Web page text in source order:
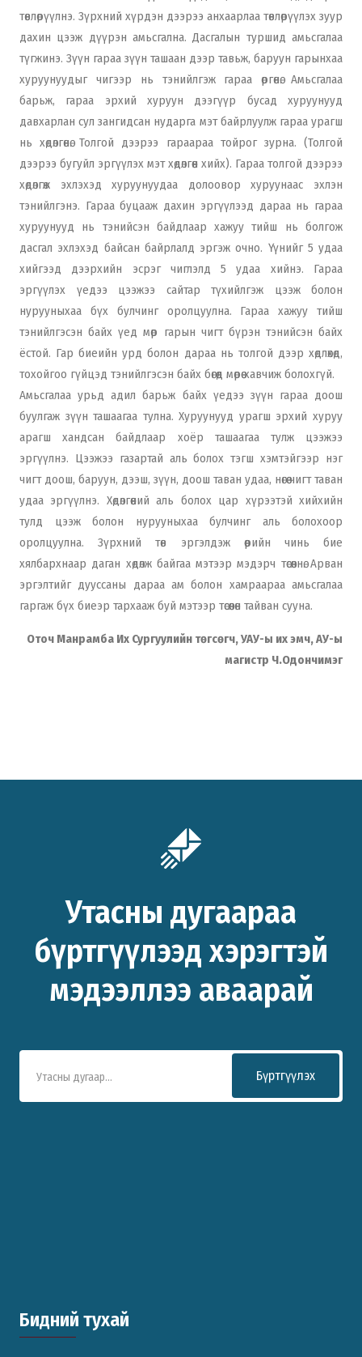
төвлөрүүлнэ. Зүрхний хүрдэн дээрээ анхаарлаа төвлөрүүлэх зуур
дахин цээж дүүрэн амьсгална. Дасгалын туршид амьсгалаа
түгжинэ. Зүүн гараа зүүн ташаан дээр тавьж, баруун гарынхаа
хуруунуудыг чигээр нь тэнийлгэж гараа өргөнө. Амьсгалаа
барьж, гараа эрхий хуруун дээгүүр бусад хуруунууд
давхарлан сул зангидсан нударга мэт байрлуулж гараа урагш
нь хөдөлгөнө. Толгой дээрээ гараараа тойрог зурна. (Толгой
дээрээ бугуйл эргүүлэх мэт хөдөлгөөн хийх). Гараа толгой дээрээ
хөдөлгөж эхлэхэд хуруунуудаа долоовор хуруунаас эхлэн
тэнийлгэнэ. Гараа буцааж дахин эргүүлээд дараа нь гараа
хуруунууд нь тэнийсэн байдлаар хажуу тийш нь болгож
дасгал эхлэхэд байсан байрлалд эргэж очно. Үүнийг 5 удаа
хийгээд дээрхийн эсрэг чиглэлд 5 удаа хийнэ. Гараа
эргүүлэх үедээ цээжээ сайтар түхийлгэж цээж болон
нурууныхаа бүх булчинг оролцуулна. Гараа хажуу тийш
тэнийлгэсэн байх үед мөр гарын чигт бүрэн тэнийсэн байх
ёстой. Гар биеийн урд болон дараа нь толгой дээр хөдлөхөд,
тохойгоо гүйцэд тэнийлгэсэн байх бөгөөд мөрөө хавчиж болохгүй.
Амьсгалаа урьд адил барьж байх үедээ зүүн гараа доош
буулгаж зүүн ташаагаа тулна. Хуруунууд урагш эрхий хуруу
арагш хандсан байдлаар хоёр ташаагаа тулж цээжээ
эргүүлнэ. Цээжээ газартай аль болох тэгш хэмтэйгээр нэг
чигт доош, баруун, дээш, зүүн, доош таван удаа, нөгөө чигт таван
удаа эргүүлнэ. Хөдөлгөөний аль болох цар хүрээтэй хийхийн
тулд цээж болон нурууныхаа булчинг аль болохоор
оролцуулна. Зүрхний төв эргэлдэж өөрийн чинь бие
хялбархнаар даган хөдөлж байгаа мэтээр мэдэрч төсөөлнө. Арван
эргэлтийг дууссаны дараа ам болон хамраараа амьсгалаа
гаргаж бүх биеэр тархааж буй мэтээр төсөөлөн тайван сууна.
Оточ Манрамба Их Сургуулийн төгсөгч, УАУ-ы их эмч, АУ-ы
магистр Ч.Одончимэг
Утасны дугаараа
бүртгүүлээд хэрэгтэй
мэдээллээ аваарай
Бүртгүүлэх
Бидний тухай